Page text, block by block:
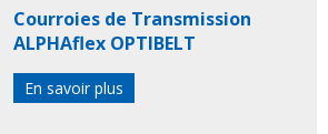
Courroies de Transmission
ALPHAflex OPTIBELT
En savoir plus